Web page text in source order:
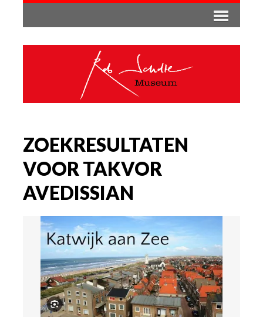
ZOEKRESULTATEN
VOOR TAKVOR
AVEDISSIAN